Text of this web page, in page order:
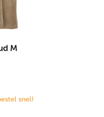
M
snel!